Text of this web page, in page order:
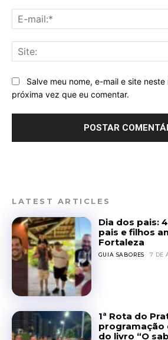
Salve meu nome, e-mail e site
próxima vez que eu comentar.
LATEST ARTICLES
Dia dos pais:
pais e filhos
Fortaleza
GUIA SABORES 7 DE
1ª Rota do
programação
do livro “O